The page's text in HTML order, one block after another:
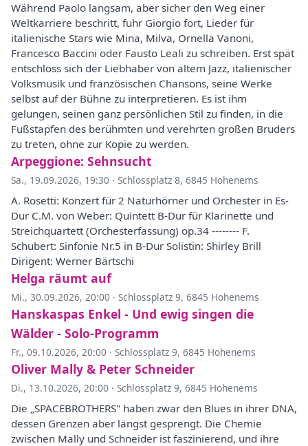
Während Paolo langsam, aber sicher den Weg einer
Weltkarriere beschritt, fuhr Giorgio fort, Lieder für
italienische Stars wie Mina, Milva, Ornella Vanoni,
Francesco Baccini oder Fausto Leali zu schreiben. Erst spät
entschloss sich der Liebhaber von altem Jazz, italienischer
Volksmusik und französischen Chansons, seine Werke
selbst auf der Bühne zu interpretieren. Es ist ihm
gelungen, seinen ganz persönlichen Stil zu finden, in die
Fußstapfen des berühmten und verehrten großen Bruders
zu treten, ohne zur Kopie zu werden.
Arpeggione: Sehnsucht
Sa., 19.09.2026, 19:30 · Schlossplatz 8, 6845 Hohenems
A. Rosetti: Konzert für 2 Naturhörner und Orchester in Es-
Dur C.M. von Weber: Quintett B-Dur für Klarinette und
Streichquartett (Orchesterfassung) op.34 -------- F.
Schubert: Sinfonie Nr.5 in B-Dur Solistin: Shirley Brill
Dirigent: Werner Bärtschi
Helga räumt auf
Mi., 30.09.2026, 20:00 · Schlossplatz 9, 6845 Hohenems
Hanskaspas Enkel - Und ewig singen die
Wälder - Solo-Programm
Fr., 09.10.2026, 20:00 · Schlossplatz 9, 6845 Hohenems
Oliver Mally & Peter Schneider
Di., 13.10.2026, 20:00 · Schlossplatz 9, 6845 Hohenems
Die „SPACEBROTHERS" haben zwar den Blues in ihrer DNA,
dessen Grenzen aber längst gesprengt. Die Chemie
zwischen Mally und Schneider ist faszinierend, und ihre